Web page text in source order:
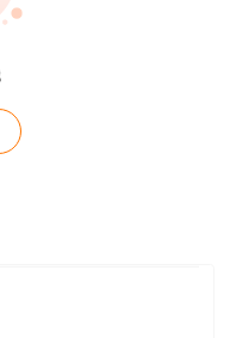
选题：70道 1分/
题：70道 1分/道;
括选择题和案例